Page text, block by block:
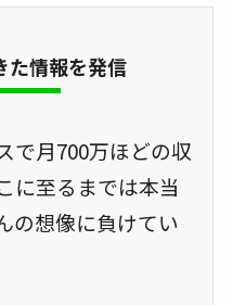
た情報を発信
で月700万ほどの収
に至るまでは本当
の想像に負けてい